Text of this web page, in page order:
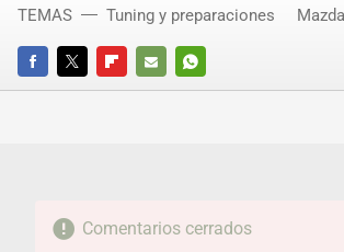
FACEBOOKTWITTERFLIPBOARD
E-
WHATSAPP
TEMAS Tuning y preparaciones Mazda
Comentarios cerrados